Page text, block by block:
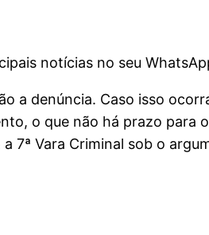
notícias no seu
a denúncia. Caso isso
o que não há prazo
7ª Vara Criminal sob o